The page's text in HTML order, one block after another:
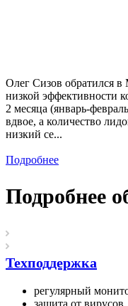
Олег Сизов обратился
низкой эффективности
2 месяца (январь-
вдвое, а количество
низкий се...
Подробнее
Подробнее
Техподдержка
регулярный
защита от вирусов